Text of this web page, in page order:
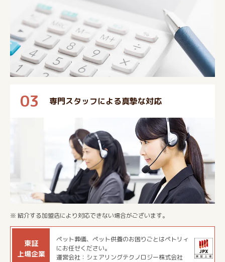
03 専門スタッフによる真摯な対応
※ 紹介する加盟店により対応できない場合がございます。
東証
上場企業
ペット葬儀、ペット供養のお困りごとはペトリィ
にお任せください。
運営会社：シェアリングテクノロジー株式会社